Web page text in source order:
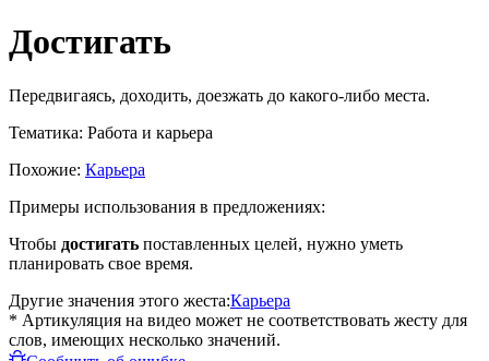
Достигать
Передвигаясь, доходить, доезжать до какого-либо места.
Тематика: Работа и карьера
Похожие: Карьера
Примеры использования в предложениях:
Чтобы достигать поставленных целей, нужно уметь
планировать свое время.
Другие значения этого жеста:Карьера
* Артикуляция на видео может не соответствовать жесту для
слов, имеющих несколько значений.